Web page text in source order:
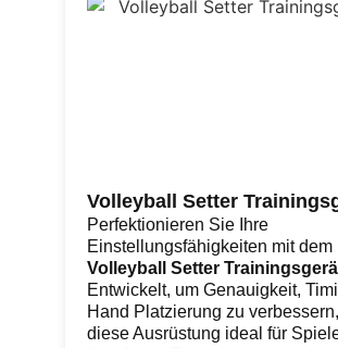
Volleyball Setter
Perfektionieren Sie Ihre
Einstellungsfähigkeiten mit dem
Volleyball Setter
Entwickelt, um Genauigkeit,
Hand Platzierung zu
diese Ausrüstung ideal für